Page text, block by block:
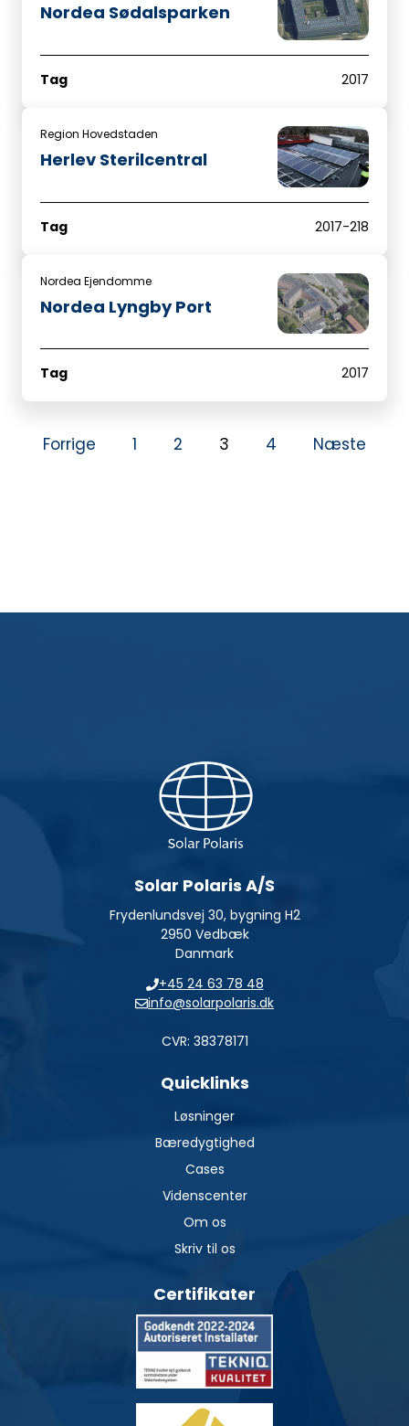
Nordea Sødalsparken
Tag 2017
Region Hovedstaden
Herlev Sterilcentral
Tag 2017-218
Nordea Ejendomme
Nordea Lyngby Port
Tag 2017
Forrige 1 2 3 4 Næste
Solar Polaris A/S
Frydenlundsvej 30, bygning H2
2950 Vedbæk
Danmark
+45 24 63 78 48
info@solarpolaris.dk
CVR: 38378171
Quicklinks
Løsninger
Bæredygtighed
Cases
Videnscenter
Om os
Skriv til os
Certifikater